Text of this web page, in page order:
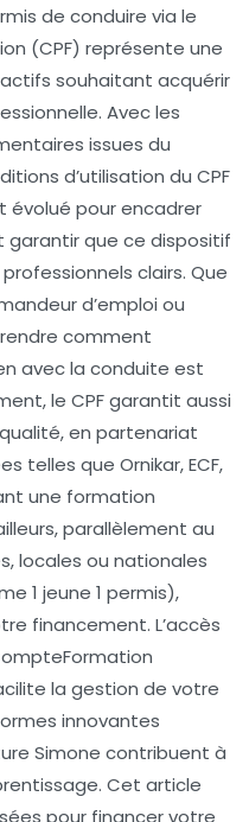
de conduire via le
(CPF) représente une
souhaitant acquérir
Avec les
issues du
d’utilisation du CPF
évolué pour encadrer
que ce dispositif
clairs. Que
d’emploi ou
comment
avec la conduite est
le CPF garantit aussi
en partenariat
telles que Ornikar, ECF,
une formation
parallèlement au
locales ou nationales
1 jeune 1 permis),
financement. L’accès
la gestion de votre
innovantes
Simone contribuent à
Cet article